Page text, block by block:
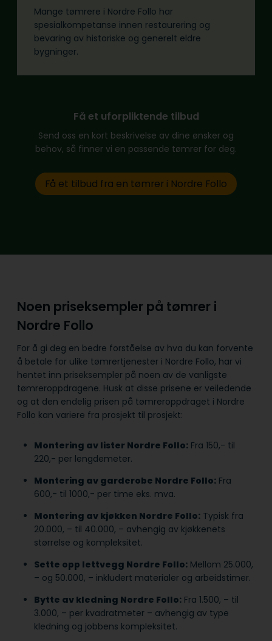
Mange tømrere i Nordre Follo har
spesialkompetanse innen restaurering og
bevaring av historiske og generelt eldre
bygninger.
Få et uforpliktende tilbud
Send oss en kort beskrivelse av dine ønsker og
behov, så finner vi en passende tømrer for deg.
Få et tilbud fra en tømrer i Nordre Follo
Noen priseksempler på tømrer i
Nordre Follo
For å gi deg en bedre forståelse av hva du kan forvente
å betale for ulike tømrertjenester i Nordre Follo, har vi
hentet inn priseksempler på noen av de vanligste
tømreroppdragene. Husk at disse prisene er veiledende
og at den endelig prisen på tømreroppdraget i Nordre
Follo kan variere fra prosjekt til prosjekt:
Montering av lister Nordre Follo: Fra 150,- til
220,- per lengdemeter.
Montering av garderobe Nordre Follo: Fra
600,- til 1000,- per time eks. mva.
Montering av kjøkken Nordre Follo: Typisk fra
20.000, – til 40.000, – avhengig av kjøkkenets
størrelse og kompleksitet.
Sette opp lettvegg Nordre Follo: Mellom 25.000,
– og 50.000, – inkludert materialer og arbeidstimer.
Bytte av kledning Nordre Follo: Fra 1.500, – til
3.000, – per kvadratmeter – avhengig av type
kledning og jobbens kompleksitet.